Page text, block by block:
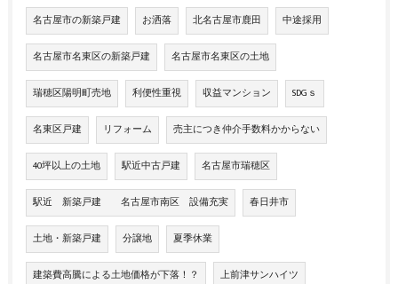
名古屋市の新築戸建 お洒落 北名古屋市鹿田 中途採用
名古屋市名東区の新築戸建 名古屋市名東区の土地
瑞穂区陽明町売地 利便性重視 収益マンション SDGｓ
名東区戸建 リフォーム 売主につき仲介手数料かからない
40坪以上の土地 駅近中古戸建 名古屋市瑞穂区
駅近 新築戸建 名古屋市南区 設備充実 春日井市
土地・新築戸建 分譲地 夏季休業
建築費高騰による土地価格が下落！？ 上前津サンハイツ